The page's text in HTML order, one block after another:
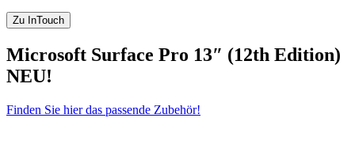
Zu InTouch
Microsoft Surface Pro 13″ (12th Edition)
NEU!
Finden Sie hier das passende Zubehör!